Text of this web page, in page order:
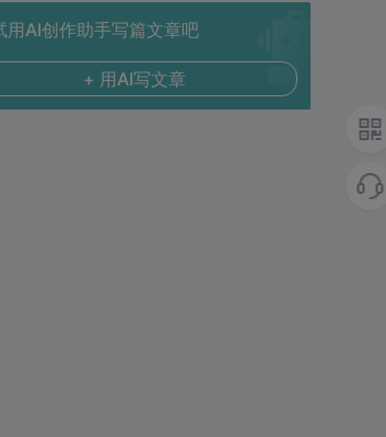
用AI创作助手写篇文章吧
+ 用AI写文章